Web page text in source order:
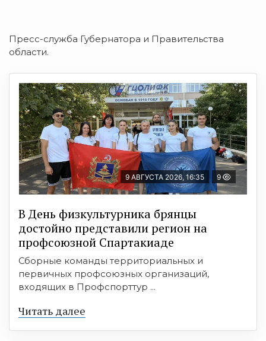
Пресс-служба Губернатора и Правительства
области.
9 АВГУСТА 2026, 16:35 9
В День физкультурника брянцы
достойно представили регион на
профсоюзной Спартакиаде
Сборные команды территориальных и
первичных профсоюзных организаций,
входящих в Профспорттур ...
Читать далее